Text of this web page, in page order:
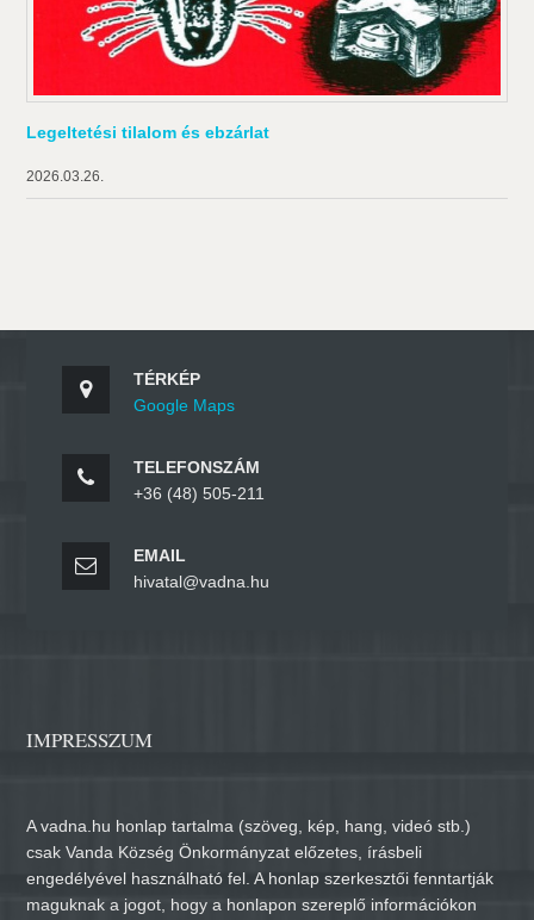
Legeltetési tilalom és ebzárlat
2026.03.26.
TÉRKÉP
Google Maps
TELEFONSZÁM
+36 (48) 505-211
EMAIL
hivatal@vadna.hu
IMPRESSZUM
A vadna.hu honlap tartalma (szöveg, kép, hang, videó stb.)
csak Vanda Község Önkormányzat előzetes, írásbeli
engedélyével használható fel. A honlap szerkesztői fenntartják
maguknak a jogot, hogy a honlapon szereplő információkon